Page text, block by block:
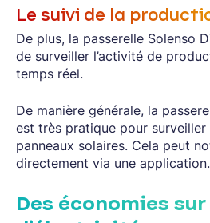
Le suivi de la
De plus, la passerelle Solenso
de surveiller l’activité de
temps réel.
De manière générale, la
est très pratique pour surveiller
panneaux solaires. Cela peut
directement via une application.
Des économies